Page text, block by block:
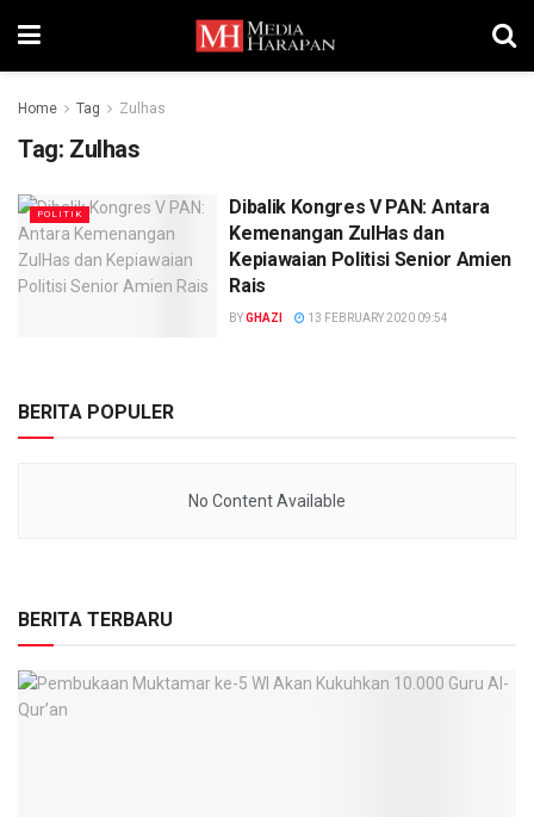
Home Tag Zulhas
Tag: Zulhas
POLITIK
Dibalik Kongres V PAN: Antara
Kemenangan ZulHas dan
Kepiawaian Politisi Senior Amien
Rais
BYGHAZI 13 FEBRUARY 2020 09:54
BERITA POPULER
No Content Available
BERITA TERBARU